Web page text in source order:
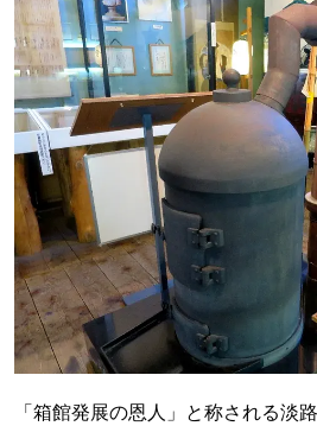
「箱館発展の恩人」と称される淡